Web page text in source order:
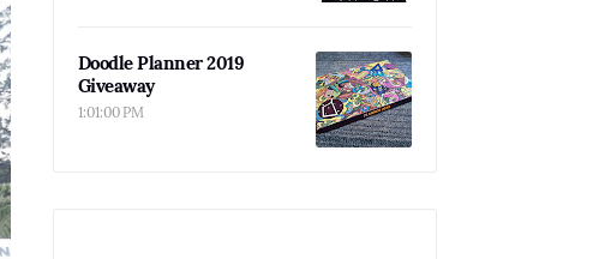
Doodle Planner 2019
Giveaway
1:01:00 PM